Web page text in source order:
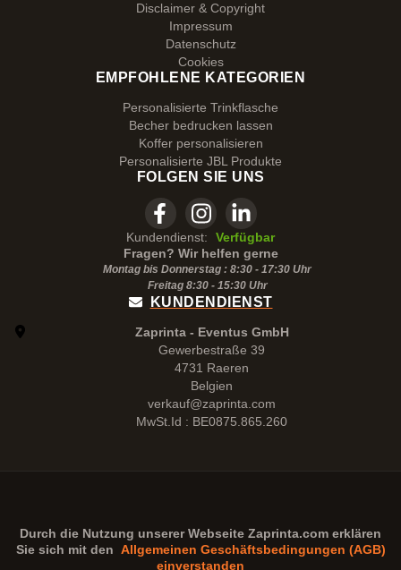
Disclaimer & Copyright
Impressum
Datenschutz
Cookies
EMPFOHLENE KATEGORIEN
Personalisierte Trinkflasche
Becher bedrucken lassen
Koffer personalisieren
Personalisierte JBL Produkte
FOLGEN SIE UNS
Kundendienst:
Verfügbar
Fragen? Wir helfen gerne
Montag bis Donnerstag : 8:30 - 17:30 Uhr
Freitag 8:30 - 15:30Uhr
KUNDENDIENST
Zaprinta - Eventus GmbH
Gewerbestraße 39
4731 Raeren
Belgien
verkauf@zaprinta.com
MwSt.Id : BE0875.865.260
Durch die Nutzung unserer Webseite Zaprinta.com erklären
Sie sich mit den Allgemeinen Geschäftsbedingungen (AGB)
einverstanden